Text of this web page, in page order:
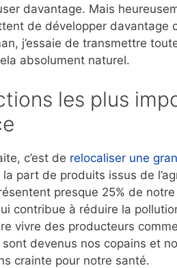
davantage. Mais
de développer davantage
j’essaie de transmettre
absolument naturel.
les plus
c’est de relocaliser une
la part de produits issus de
presque 25% de
contribue à réduire la
vivre des producteurs
devenus nos copains et
crainte pour notre santé.